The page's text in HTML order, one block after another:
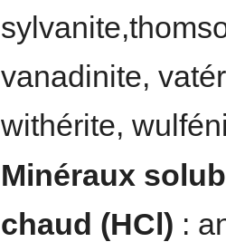
vanadinite,
withérite,
Minéraux
chaud (HCl) :